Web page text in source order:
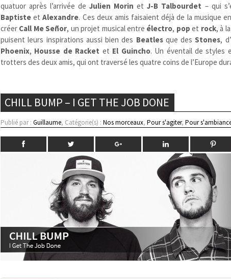
quatuor après l’arrivée deJulien Morin etJ-B Talbourdet – qui
Baptiste etAlexandre. Ces deux amis faisaient déjà de la musique
créer Call Me Señor, un projet musical entre électro, pop et rock, à
puisent leurs inspirations aussi bien des Beatlesque desStones, d’
Phoenix, Housse de Racket et El Guincho. Un éventail de styles
trotters des deux amis, qui ont traversé les quatre coins de l’Europe
CHILL BUMP – I GET THE JOB DONE
Publié par :Guillaume, Catégorie(s) :Nos morceaux,Pour s'agiter,Pour